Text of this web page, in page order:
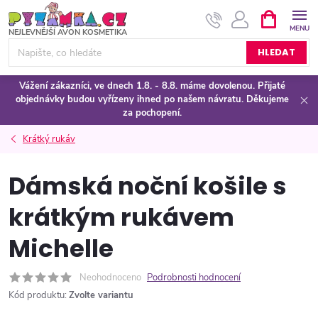
na
obsah
HLEDAT
NÁKUPNÍ
KOŠÍK
Vážení zákazníci, ve dnech 1.8. - 8.8. máme dovolenou. Přijaté
objednávky budou vyřízeny ihned po našem návratu. Děkujeme
za pochopení.
Krátký rukáv
Dámská noční košile s
krátkým rukávem
Michelle
Neohodnoceno Podrobnosti hodnocení
Kód produktu: Zvolte variantu